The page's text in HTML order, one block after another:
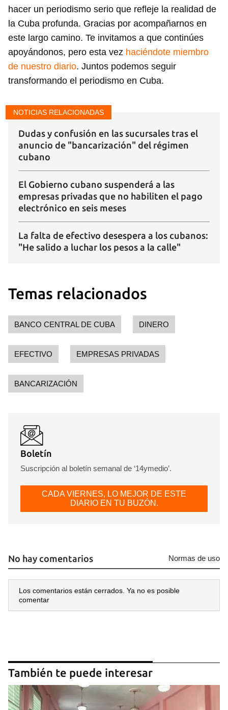
hacer un periodismo serio que refleje la realidad de
la Cuba profunda. Gracias por acompañarnos en
este largo camino. Te invitamos a que continúes
apoyándonos, pero esta vez haciéndote miembro
de nuestro diario. Juntos podemos seguir
transformando el periodismo en Cuba.
NOTICIAS RELACIONADAS
Dudas y confusión en las sucursales tras el
anuncio de "bancarización" del régimen
cubano
El Gobierno cubano suspenderá a las
empresas privadas que no habiliten el pago
electrónico en seis meses
La falta de efectivo desespera a los cubanos:
"He salido a luchar los pesos a la calle"
Temas relacionados
BANCO CENTRAL DE CUBA DINERO
EFECTIVO EMPRESAS PRIVADAS
BANCARIZACIÓN
Boletín
Suscripción al boletín semanal de ‘14ymedio’.
CADA VIERNES, LO MEJOR DE ESTE
DIARIO EN TU BUZÓN.
No hay comentarios Normas de uso
Los comentarios están cerrados. Ya no es posible
comentar
También te puede interesar